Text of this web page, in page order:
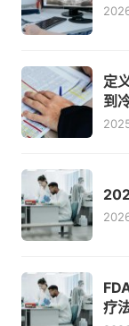
定
到
疗